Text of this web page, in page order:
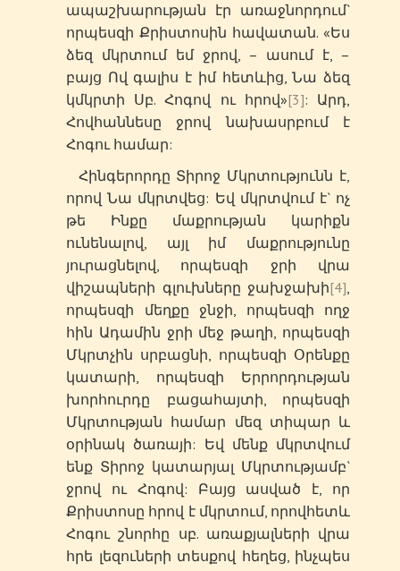
ապաշխարության էր առաջնորդում`
որպեսզի Քրիստոսին հավատան. «Ես
ձեզ մկրտում եմ ջրով, – ասում է, –
բայց Ով գալիս է իմ հետևից, Նա ձեզ
կմկրտի Սբ. Հոգով ու հրով»[3]: Արդ,
Հովհաննեսը ջրով նախասրբում է
Հոգու համար:
Հինգերորդը Տիրոջ Մկրտությունն է,
որով Նա մկրտվեց: Եվ մկրտվում է` ոչ
թե Ինքը մաքրության կարիքն
ունենալով, այլ իմ մաքրությունը
յուրացնելով, որպեսզի ջրի վրա
վիշապների գլուխները ջախջախի[4],
որպեսզի մեղքը ջնջի, որպեսզի ողջ
հին Ադամին ջրի մեջ թաղի, որպեսզի
Մկրտչին սրբացնի, որպեսզի Օրենքը
կատարի, որպեսզի Երրորդության
խորհուրդը բացահայտի, որպեսզի
Մկրտության համար մեզ տիպար և
օրինակ ծառայի: Եվ մենք մկրտվում
ենք Տիրոջ կատարյալ Մկրտությամբ`
ջրով ու Հոգով: Բայց ասված է, որ
Քրիստոսը հրով է մկրտում, որովհետև
Հոգու շնորհը սբ. առաքյալների վրա
հրե լեզուների տեսքով հեղեց, ինչպես